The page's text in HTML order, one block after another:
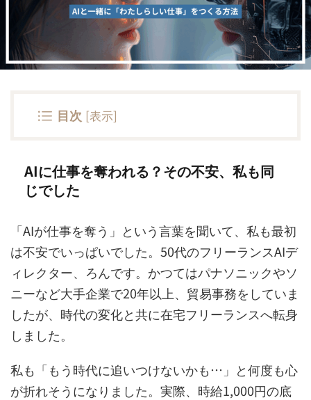
目次 [表示]
AIに仕事を奪われる？その不安、私も同
じでした
「AIが仕事を奪う」という言葉を聞いて、私も最初
は不安でいっぱいでした。50代のフリーランスAIデ
ィレクター、ろんです。かつてはパナソニックやソ
ニーなど大手企業で20年以上、貿易事務をしていま
したが、時代の変化と共に在宅フリーランスへ転身
しました。
私も「もう時代に追いつけないかも…」と何度も心
が折れそうになりました。実際、時給1,000円の底